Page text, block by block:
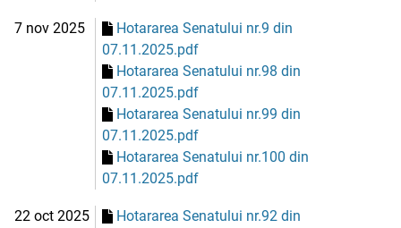
7 nov 2025
Hotararea Senatului nr.9 din
07.11.2025.pdf
Hotararea Senatului nr.98 din
07.11.2025.pdf
Hotararea Senatului nr.99 din
07.11.2025.pdf
Hotararea Senatului nr.100 din
07.11.2025.pdf
22 oct 2025
Hotararea Senatului nr.92 din